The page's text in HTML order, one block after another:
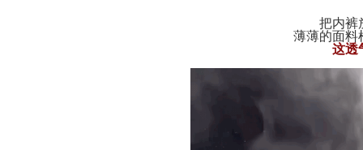
把内裤
薄薄的面料
这透